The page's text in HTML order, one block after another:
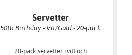
Servetter
50th Birthday - Vit/Guld - 20-pack
20-pack servetter i vitt och